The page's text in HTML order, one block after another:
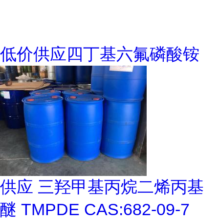
低价供应四丁基六氟磷酸铵
供应 三羟甲基丙烷二烯丙基
醚 TMPDE CAS:682-09-7